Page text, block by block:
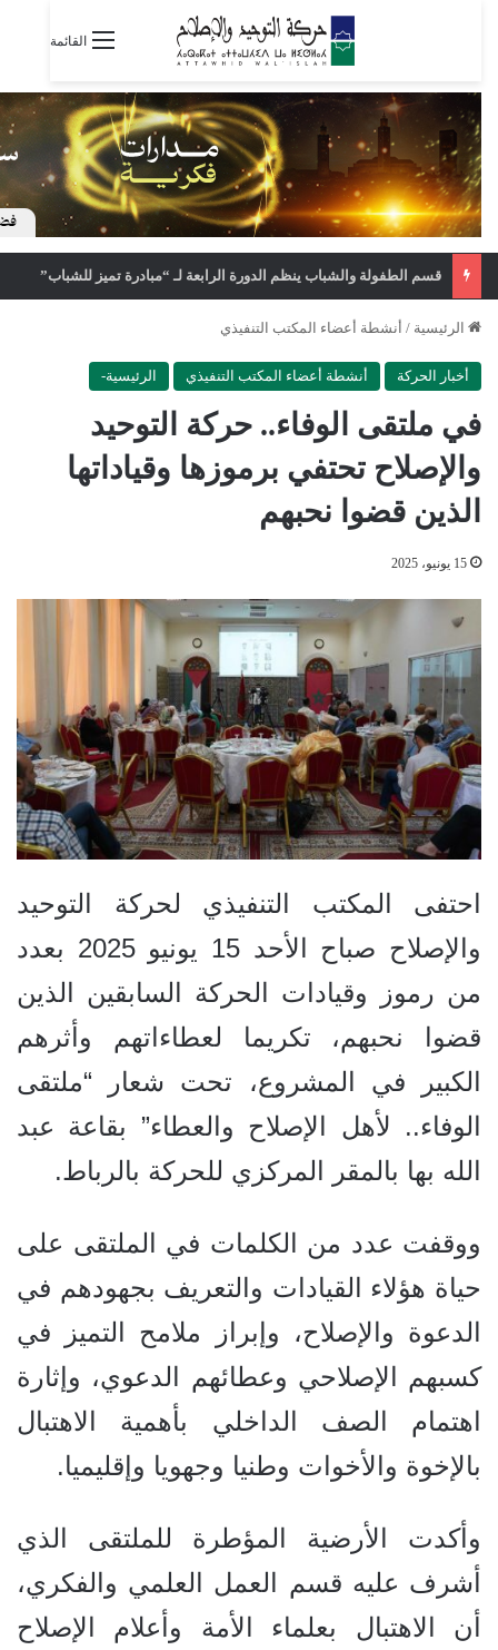
القائمة
قسم الطفولة والشباب ينظم الدورة الرابعة لـ “مبادرة تميز للشباب”
الرئيسية / أنشطة أعضاء المكتب التنفيذي
أخبار الحركة أنشطة أعضاء المكتب التنفيذي الرئيسية-
في ملتقى الوفاء.. حركة التوحيد
والإصلاح تحتفي برموزها وقياداتها
الذين قضوا نحبهم
15 يونيو، 2025
احتفى المكتب التنفيذي لحركة التوحيد
والإصلاح صباح الأحد 15 يونيو 2025 بعدد
من رموز وقيادات الحركة السابقين الذين
قضوا نحبهم، تكريما لعطاءاتهم وأثرهم
الكبير في المشروع، تحت شعار “ملتقى
الوفاء.. لأهل الإصلاح والعطاء” بقاعة عبد
الله بها بالمقر المركزي للحركة بالرباط.
ووقفت عدد من الكلمات في الملتقى على
حياة هؤلاء القيادات والتعريف بجهودهم في
الدعوة والإصلاح، وإبراز ملامح التميز في
كسبهم الإصلاحي وعطائهم الدعوي، وإثارة
اهتمام الصف الداخلي بأهمية الاهتبال
بالإخوة والأخوات وطنيا وجهويا وإقليميا.
وأكدت الأرضية المؤطرة للملتقى الذي
أشرف عليه قسم العمل العلمي والفكري،
أن الاهتبال بعلماء الأمة وأعلام الإصلاح